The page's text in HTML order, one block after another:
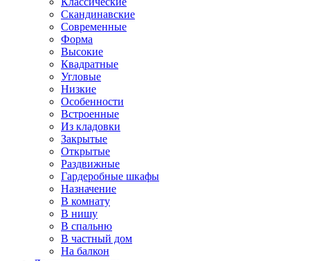
Скандинавские
Современные
Форма
Высокие
Квадратные
Угловые
Низкие
Особенности
Встроенные
Из кладовки
Закрытые
Открытые
Раздвижные
Гардеробные шкафы
Назначение
В комнату
В нишу
В спальню
В частный дом
На балкон